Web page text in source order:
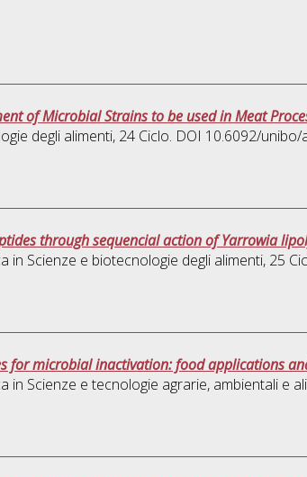
of Microbial Strains to be used in Meat
degli alimenti, 24 Ciclo. DOI 10.6092/
through sequencial action of Yarrowia
in Scienze e biotecnologie degli alimenti, 25
for microbial inactivation: food applications
in Scienze e tecnologie agrarie, ambientali e